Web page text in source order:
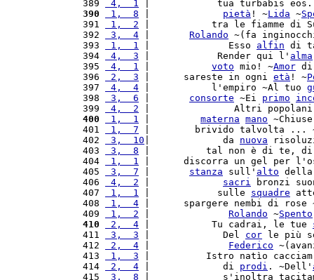
389
4,  1 |            tua turbabis eos.
390
1,  8 pietà ! ~Lida ~
391
1,  2 |           tra le fiamme di
392
3,  4 Rolando ~(fa
393
1,  1 |              Esso alfin di
394
4,  3 |            Render qui l' alma
395
4,  1 voto mio! ~Amor
396
2,  3 |      sareste in ogni età ! ~
397
4,  4 |           l'empiro ~Al tuo
398
3,  6 consorte ~Ei primo
399
4,  2 |               Altri popolani
400
1,  1 materna mano
401
1,  7 |        brivido talvolta ...
402
3,  10 |             da nuova
403
3,  8 |          tal non è di te, di
404
1,  1 |      discorra un gel per
405
3,  7 stanza sull' alto
406
4,  2 sacri bronzi
407
1,  1 |            sulle squadre
408
1,  4 |      spargere nembi di rose
409
1,  2 Rolando ~Spento
410
2,  4 |           Tu cadrai, le tue
411
3,  3 |             Del cor le più
412
2,  4 Federico
413
1,  3 |          Istro natìo cacciam
414
2,  4 |             di prodi . ~Dell'
415
3,  8 |             s'inoltra